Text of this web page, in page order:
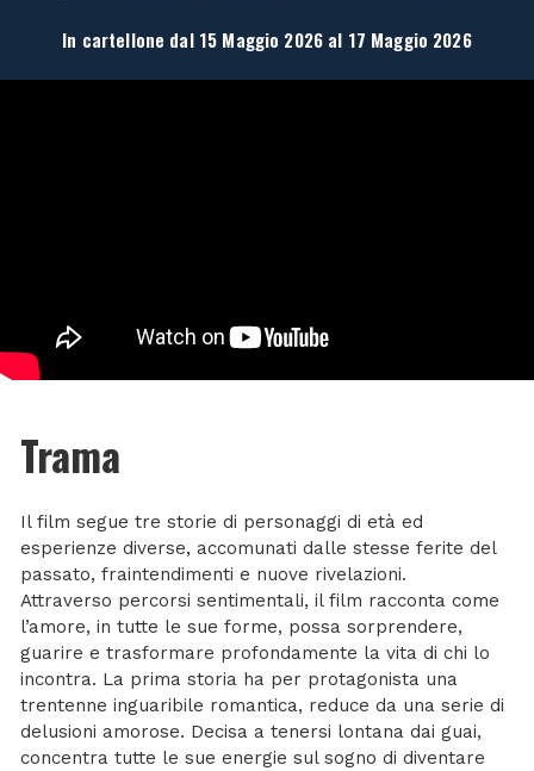
In cartellone dal 15 Maggio 2026 al 17 Maggio 2026
Trama
Il film segue tre storie di personaggi di età ed
esperienze diverse, accomunati dalle stesse ferite del
passato, fraintendimenti e nuove rivelazioni.
Attraverso percorsi sentimentali, il film racconta come
l’amore, in tutte le sue forme, possa sorprendere,
guarire e trasformare profondamente la vita di chi lo
incontra. La prima storia ha per protagonista una
trentenne inguaribile romantica, reduce da una serie di
delusioni amorose. Decisa a tenersi lontana dai guai,
concentra tutte le sue energie sul sogno di diventare